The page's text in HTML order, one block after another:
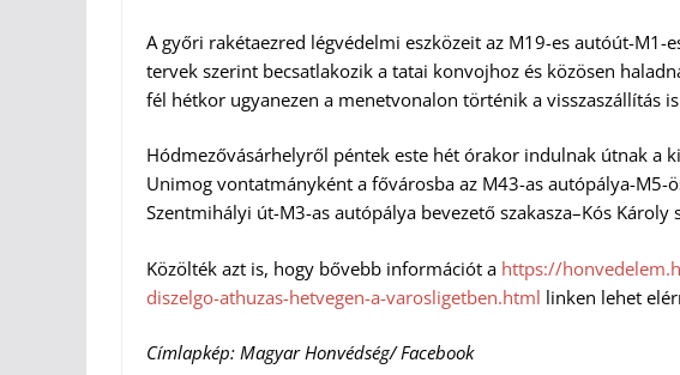
A győri rakétaezred légvédelmi eszközeit az M19-es autóút-
tervek szerint becsatlakozik a tatai konvojhoz és közösen
fél hétkor ugyanezen a menetvonalon történik a visszaszállítás
Hódmezővásárhelyről péntek este hét órakor indulnak útnak a
Unimog vontatmányként a fővárosba az M43-as autópálya-M5-
Szentmihályi út-M3-as autópálya bevezető szakasza–Kós Károly
Közölték azt is, hogy bővebb információt a https://
diszelgo-athuzas-hetvegen-a-varosligetben.html linken lehet
Címlapkép: Magyar Honvédség/ Facebook